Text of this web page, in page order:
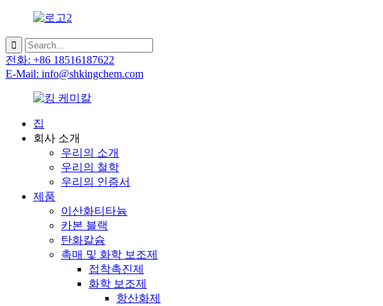
전화: +86 18516187622
E-Mail: info@shkingchem.com
집
회사 소개
우리의 소개
우리의 철학
우리의 인증서
제품
이산화티타늄
카본 블랙
탄화칼슘
촉매 및 화학 보조제
접착촉진제
화학 보조제
항산화제